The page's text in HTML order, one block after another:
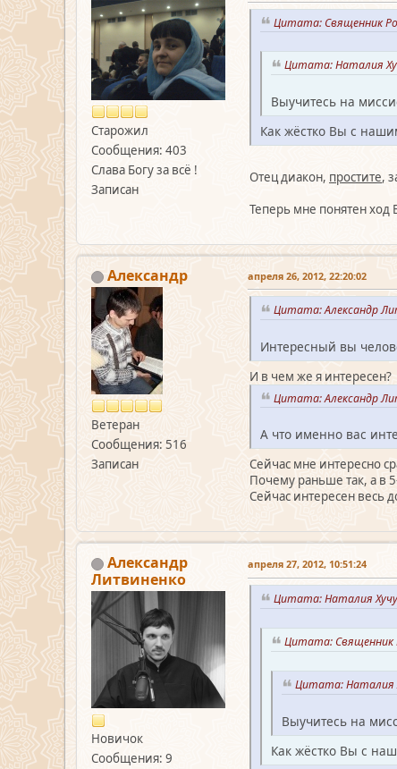
Старожил
Сообщения: 403
Слава Богу за всё !
Записан
Цитата: Священник
Цитата: Наталия
Выучитесь на
Как жёстко Вы с
Отец диакон, простите,
Теперь мне понятен ход
Александр
Ветеран
Сообщения: 516
Записан
апреля 26, 2012, 22:20:02
Цитата: Александр
Интересный вы
И в чем же я интересен?
Цитата: Александр
А что именно вас
Сейчас мне интересно
Почему раньше так, а в
Сейчас интересен весь
Александр
Литвиненко
Новичок
Сообщения: 9
апреля 27, 2012, 10:51:24
Цитата: Наталия
Цитата: Священник
Цитата: Наталия
Выучитесь на
Как жёстко Вы с